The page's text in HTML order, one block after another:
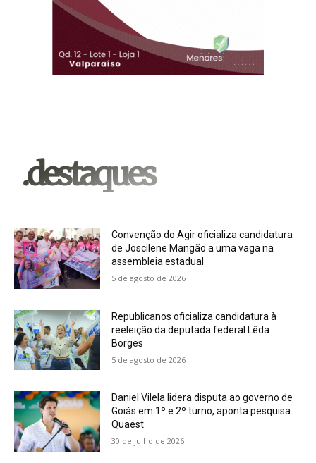
.destaques
Convenção do Agir oficializa candidatura
de Joscilene Mangão a uma vaga na
assembleia estadual
5 de agosto de 2026
Republicanos oficializa candidatura à
reeleição da deputada federal Lêda
Borges
5 de agosto de 2026
Daniel Vilela lidera disputa ao governo de
Goiás em 1º e 2º turno, aponta pesquisa
Quaest
30 de julho de 2026